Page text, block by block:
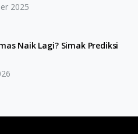
2025
Naik Lagi? Simak Prediksi